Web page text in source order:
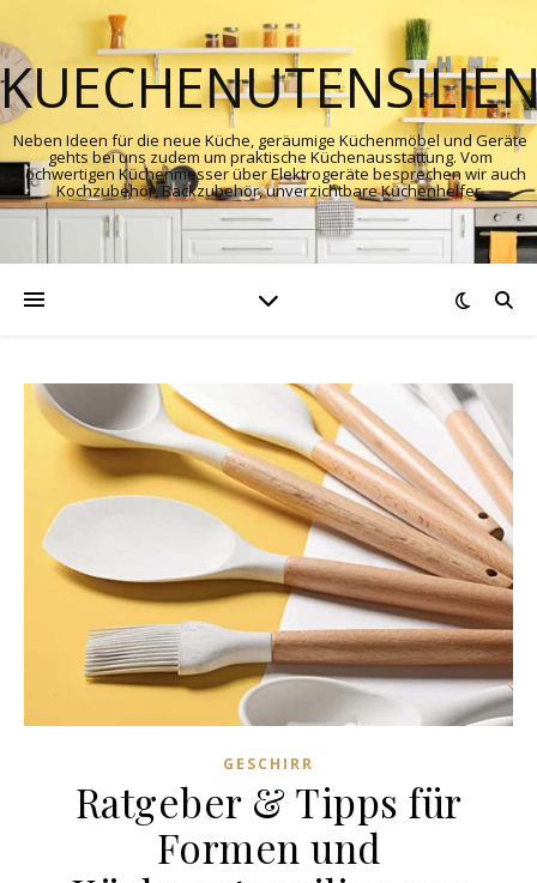
Neben Ideen für die neue Küche, geräumige Küchenmöbel und Geräte
gehts bei uns zudem um praktische Küchenausstattung. Vom
hochwertigen Küchenmesser über Elektrogeräte besprechen wir auch
Kochzubehör, Backzubehör, unverzichtbare Küchenhelfer.
GESCHIRR
Ratgeber & Tipps für
Formen und